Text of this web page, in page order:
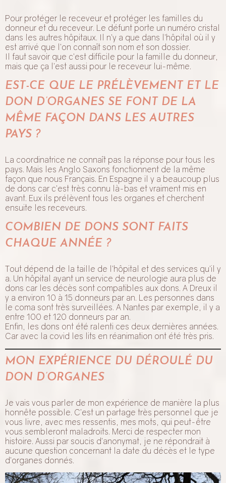
Pour protéger le receveur et protéger les familles du
donneur et du receveur. Le défunt porte un numéro cristal
dans les autres hôpitaux. Il n’y a que dans l’hôpital où il y
est arrivé que l’on connaît son nom et son dossier.
Il faut savoir que c’est difficile pour la famille du donneur,
mais que ça l’est aussi pour le receveur lui-même.
EST-CE QUE LE PRÉLÈVEMENT ET LE
DON D’ORGANES SE FONT DE LA
MÊME FAÇON DANS LES AUTRES
PAYS ?
La coordinatrice ne connaît pas la réponse pour tous les
pays. Mais les Anglo Saxons fonctionnent de la même
façon que nous Français. En Espagne il y a beaucoup plus
de dons car c’est très connu là-bas et vraiment mis en
avant. Eux ils prélèvent tous les organes et cherchent
ensuite les receveurs.
COMBIEN DE DONS SONT FAITS
CHAQUE ANNÉE ?
Tout dépend de la taille de l’hôpital et des services qu’il y
a. Un hôpital ayant un service de neurologie aura plus de
dons car les décès sont compatibles aux dons. A Dreux il
y a environ 10 à 15 donneurs par an. Les personnes dans
le coma sont très surveillées. A Nantes par exemple, il y a
entre 100 et 120 donneurs par an.
Enfin, les dons ont été ralenti ces deux dernières années.
Car avec la covid les lits en réanimation ont été très pris.
MON EXPÉRIENCE DU DÉROULÉ DU
DON D’ORGANES
Je vais vous parler de mon expérience de manière la plus
honnête possible. C’est un partage très personnel que je
vous livre, avec mes ressentis, mes mots, qui peut-être
vous sembleront maladroits. Merci de respecter mon
histoire. Aussi par soucis d’anonymat, je ne répondrait à
aucune question concernant la date du décès et le type
d’organes donnés.